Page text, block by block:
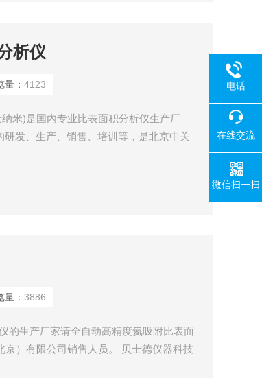
析仪
量：4123
米)是国内专业比表面积分析仪生产厂
发、生产、销售、培训等，是北京中关
量：3886
的生产厂家请全自动高精度氮吸附比表面
）有限公司销售人员。 贝士德仪器科技
电话
在线交流
微信扫一扫